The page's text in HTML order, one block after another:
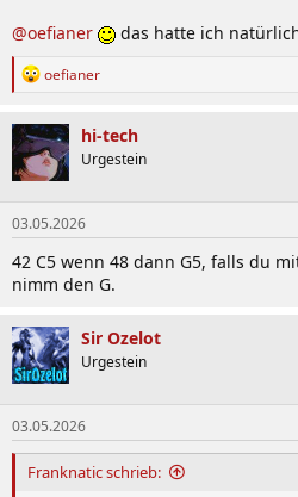
@oefianer
das hatte ich
R
k
t
i
o
n
e
n
:
oefianer
hi-tech
Urgestein
03.05.2026
42 C5 wenn 48 dann G5, falls du
nimm den G.
Sir Ozelot
Urgestein
03.05.2026
Franknatic schrieb: